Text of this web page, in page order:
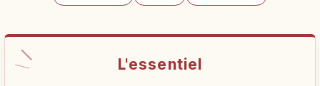
L'essentiel